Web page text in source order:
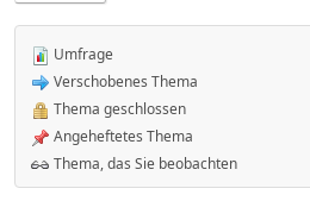
Umfrage
Verschobenes Thema
Thema geschlossen
Angeheftetes Thema
Thema, das Sie beobachten